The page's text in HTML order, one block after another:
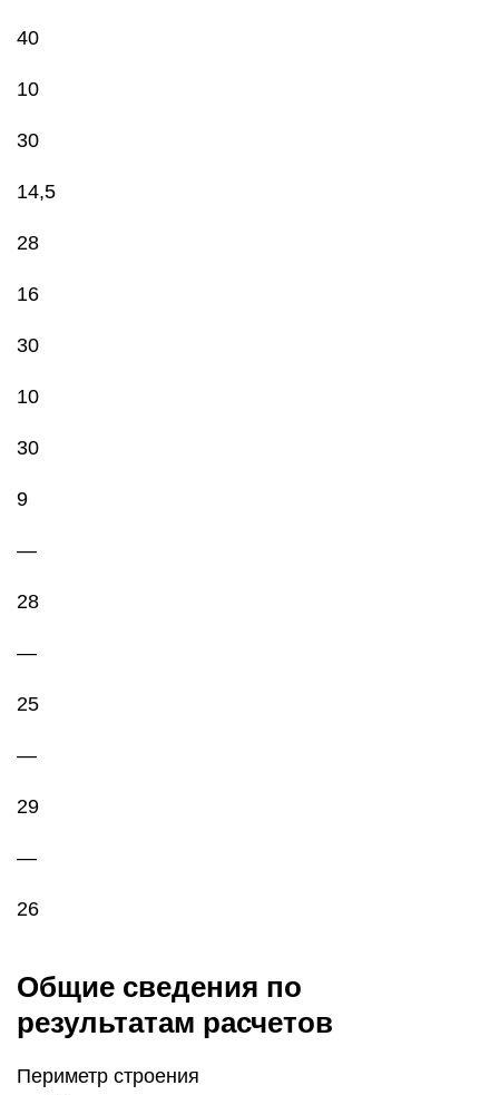
40
10
30
14,5
28
16
30
10
30
9
—
28
—
25
—
29
—
26
Общие сведения по
результатам расчетов
Периметр строения